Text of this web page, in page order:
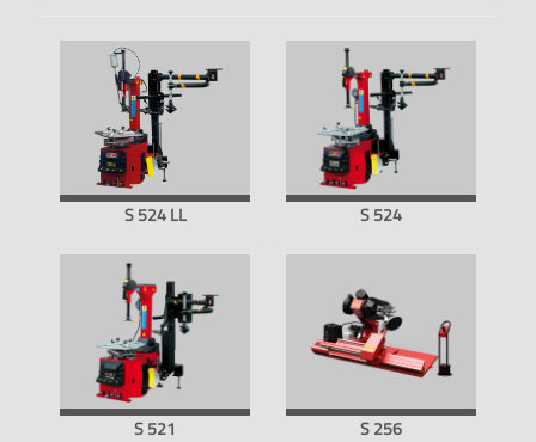
S 524 LL S 524
S 521 S 256